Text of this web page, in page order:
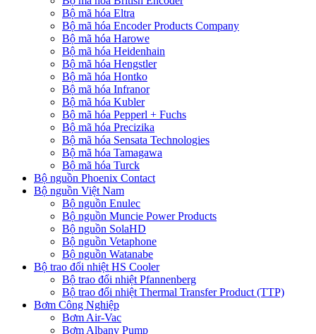
Bộ mã hóa Eltra
Bộ mã hóa Encoder Products Company
Bộ mã hóa Harowe
Bộ mã hóa Heidenhain
Bộ mã hóa Hengstler
Bộ mã hóa Hontko
Bộ mã hóa Infranor
Bộ mã hóa Kubler
Bộ mã hóa Pepperl + Fuchs
Bộ mã hóa Precizika
Bộ mã hóa Sensata Technologies
Bộ mã hóa Tamagawa
Bộ mã hóa Turck
Bộ nguồn Phoenix Contact
Bộ nguồn Việt Nam
Bộ nguồn Enulec
Bộ nguồn Muncie Power Products
Bộ nguồn SolaHD
Bộ nguồn Vetaphone
Bộ nguồn Watanabe
Bộ trao đổi nhiệt HS Cooler
Bộ trao đổi nhiệt Pfannenberg
Bộ trao đổi nhiệt Thermal Transfer Product (TTP)
Bơm Công Nghiệp
Bơm Air-Vac
Bơm Albany Pump